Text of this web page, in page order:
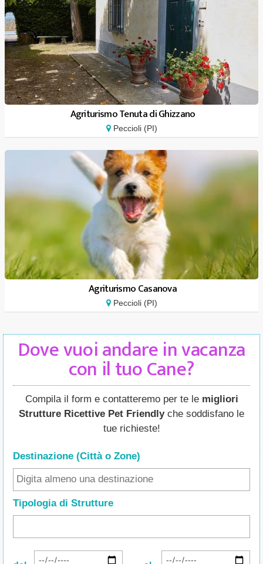
Agriturismo Tenuta di Ghizzano
Peccioli (PI)
Agriturismo Casanova
Peccioli (PI)
Dove vuoi andare in vacanza
con il tuo Cane?
Compila il form e contatteremo per te le migliori
Strutture Ricettive Pet Friendlyche soddisfano le
tue richieste!
Destinazione (Città o Zone)
Tipologia di Strutture